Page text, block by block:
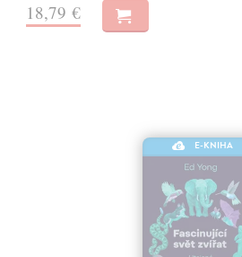
18,79 €
E-KNIHA